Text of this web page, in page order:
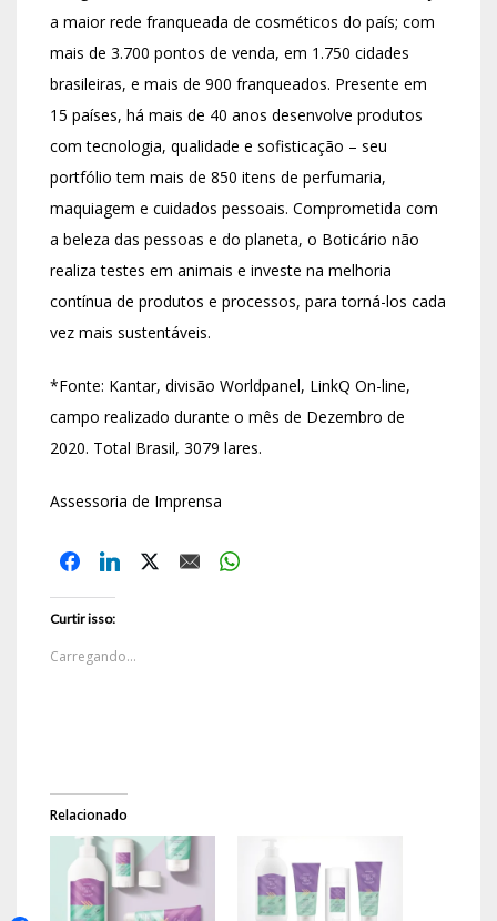
a maior rede franqueada de cosméticos do país; com
mais de 3.700 pontos de venda, em 1.750 cidades
brasileiras, e mais de 900 franqueados. Presente em
15 países, há mais de 40 anos desenvolve produtos
com tecnologia, qualidade e sofisticação – seu
portfólio tem mais de 850 itens de perfumaria,
maquiagem e cuidados pessoais. Comprometida com
a beleza das pessoas e do planeta, o Boticário não
realiza testes em animais e investe na melhoria
contínua de produtos e processos, para torná-los cada
vez mais sustentáveis.
*Fonte: Kantar, divisão Worldpanel, LinkQ On-line,
campo realizado durante o mês de Dezembro de
2020. Total Brasil, 3079 lares.
Assessoria de Imprensa
Curtir isso:
Carregando...
Relacionado